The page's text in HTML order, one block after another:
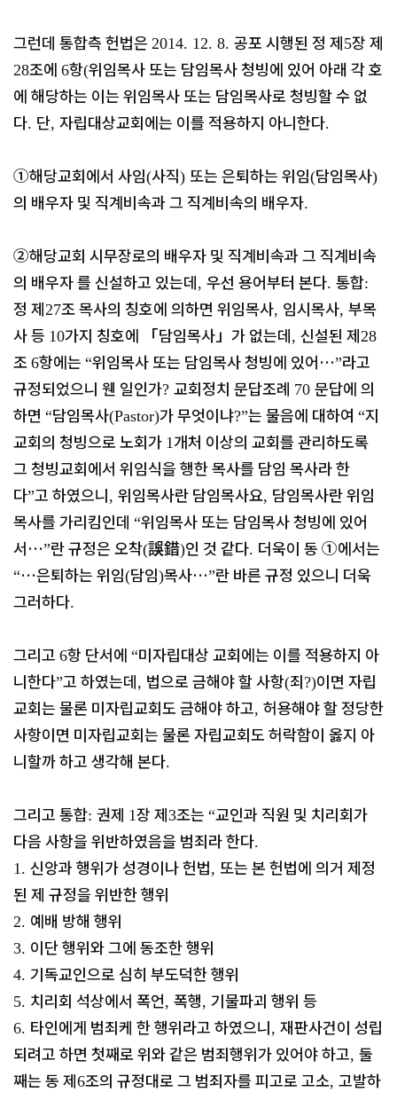
그런데 통합측 헌법은 2014. 12. 8. 공포 시행된 정 제5장 제
28조에 6항(위임목사 또는 담임목사 청빙에 있어 아래 각 호
에 해당하는 이는 위임목사 또는 담임목사로 청빙할 수 없
다. 단, 자립대상교회에는 이를 적용하지 아니한다.
①해당교회에서 사임(사직) 또는 은퇴하는 위임(담임목사)
의 배우자 및 직계비속과 그 직계비속의 배우자.
②해당교회 시무장로의 배우자 및 직계비속과 그 직계비속
의 배우자 를 신설하고 있는데, 우선 용어부터 본다. 통합:
정 제27조 목사의 칭호에 의하면 위임목사, 임시목사, 부목
사 등 10가지 칭호에 「담임목사 」 가 없는데, 신설된 제28
조 6항에는 “위임목사 또는 담임목사 청빙에 있어…”라고
규정되었으니 웬 일인가? 교회정치 문답조례 70 문답에 의
하면 “담임목사(Pastor)가 무엇이냐?”는 물음에 대하여 “지
교회의 청빙으로 노회가 1 개처 이상의 교회를 관리하도록
그 청빙교회에서 위임식을 행한 목사를 담임 목사라 한
다”고 하였으니, 위임목사란 담임목사요, 담임목사란 위임
목사를 가리킴인데 “위임목사 또는 담임목사 청빙에 있어
서…”란 규정은 오착(誤錯)인 것 같다. 더욱이 동 ①에서는
“…은퇴하는 위임(담임)목사…”란 바른 규정 있으니 더욱
그러하다.
그리고 6항 단서에 “미자립대상 교회에는 이를 적용하지 아
니한다”고 하였는데, 법으로 금해야 할 사항(죄?)이면 자립
교회는 물론 미자립교회도 금해야 하고, 허용해야 할 정당한
사항이면 미자립교회는 물론 자립교회도 허락함이 옳지 아
니할까 하고 생각해 본다.
그리고 통합: 권제 1장 제3조는 “교인과 직원 및 치리회가
다음 사항을 위반하였음을 범죄라 한다.
1. 신앙과 행위가 성경이나 헌법, 또는 본 헌법에 의거 제정
된 제 규정을 위반한 행위
2. 예배 방해 행위
3. 이단 행위와 그에 동조한 행위
4. 기독교인으로 심히 부도덕한 행위
5. 치리회 석상에서 폭언, 폭행, 기물파괴 행위 등
6. 타인에게 범죄케 한 행위라고 하였으니, 재판사건이 성립
되려고 하면 첫째로 위와 같은 범죄행위가 있어야 하고, 둘
째는 동 제6조의 규정대로 그 범죄자를 피고로 고소, 고발하